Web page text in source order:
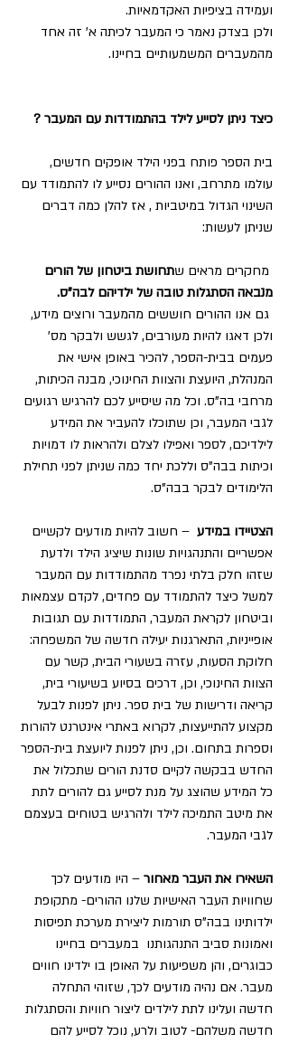
ועמידה בציפיות האקדמאיות.
ולכן בצדק נאמר כי המעבר לכיתה א' זה אחד
מהמעברים המשמעותיים בחיינו.
כיצד ניתן לסייע לילד בהתמודדות עם המעבר ?
בית הספר פותח בפני הילד אופקים חדשים,
עולמו מתרחב, ואנו ההורים נסייע לו להתמודד עם
השינוי הגדול במיטביות , אז להלן כמה דברים
שניתן לעשות:
תחושת ביטחון של הורים
מנבאה הסתגלות טובה של ילדיהם לבה"ס.
גם אנו ההורים חוששים מהמעבר ורוצים מידע,
ולכן דאגו להיות מעורבים, לגשש ולבקר מס'
פעמים בבית-הספר, להכיר באופן אישי את
המנהלת, היועצת והצוות החינוכי, מבנה הכיתות,
מרחבי בה"ס. וכל מה שיסייע לכם להרגיש רגועים
לגבי המעבר, וכן שתוכלו להעביר את המידע
לילדיכם, לספר ואפילו לצלם ולהראות לו דמויות
וכיתות בבה"ס וללכת יחד כמה שניתן לפני תחילת
הלימודים לבקר בבה"ס.
הצטיידו במידע – חשוב להיות מודעים לקשיים
אפשריים והתנהגויות שונות שיציג הילד ולדעת
שזהו חלק בלתי נפרד מהתמודדות עם המעבר
למשל כיצד להתמודד עם פחדים, לקדם עצמאות
וביטחון לקראת המעבר, התמודדות עם תגובות
אופייניות, התארגנות יעילה חדשה של המשפחה:
חלוקת הסעות, עזרה בשעורי הבית, קשר עם
הצוות החינוכי, וכן, דרכים בסיוע בשיעורי בית,
קריאה ודרישות של בית ספר. ניתן לפנות לבעל
מקצוע להתייעצות, לקרוא באתרי אינטרנט להורות
וספרות בתחום. וכן, ניתן לפנות ליועצת בית-הספר
החדש בבקשה לקיים סדנת הורים שתכלול את
כל המידע שהוצג על מנת לסייע גם להורים לתת
את מיטב התמיכה לילד ולהרגיש בטוחים בעצמם
לגבי המעבר.
השאירו את העבר מאחור – היו מודעים לכך
שחוויות העבר האישיות שלנו ההורים- מתקופת
ילדותינו בבה"ס תורמות ליצירת מערכת תפיסות
ואמונות סביב התנהגותנו  במעברים בחיינו
כבוגרים, והן משפיעות על האופן בו ילדינו חווים
מעבר. אם נהיה מודעים לכך, שזוהי התחלה
חדשה ועלינו לתת לילדים ליצור חוויות והסתגלות
חדשה משלהם- לטוב ולרע, נוכל לסייע להם